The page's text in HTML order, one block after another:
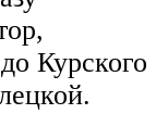
Курского